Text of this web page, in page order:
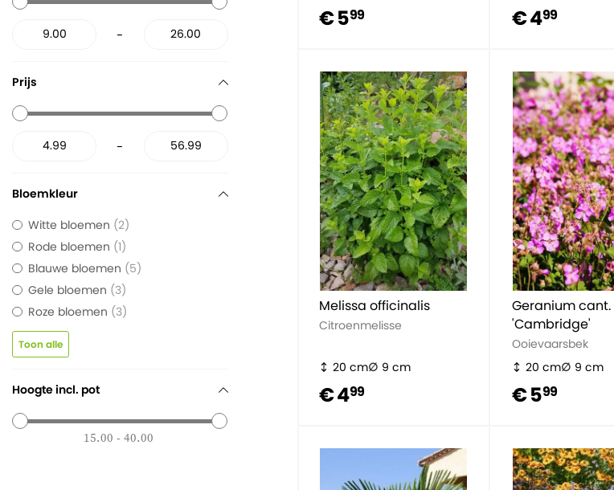
€ 599 € 499
Melissa officinalis
Citroenmelisse
20 cm 9 cm
€ 499
Geranium cant.
'Cambridge'
Ooievaarsbek
20 cm
9 cm
€ 599
-
Prijs
-
Bloemkleur
Witte bloemen 2
Rode bloemen 1
Blauwe bloemen 5
Gele bloemen 3
Roze bloemen 3
Toon alle
Hoogte incl. pot
15.00 - 40.00